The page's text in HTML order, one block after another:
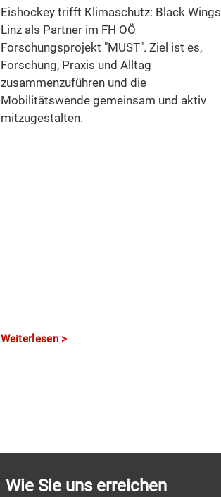
Eishockey trifft Klimaschutz: Black Wings
Linz als Partner im FH OÖ
Forschungsprojekt "MUST". Ziel ist es,
Forschung, Praxis und Alltag
zusammenzuführen und die
Mobilitätswende gemeinsam und aktiv
mitzugestalten.
Weiterlesen
Wie Sie uns erreichen